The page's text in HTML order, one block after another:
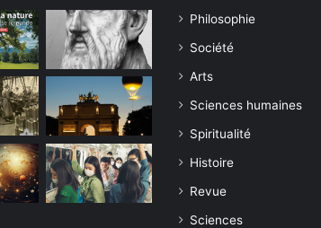
Philosophie
Société
Arts
Sciences humaines
Spiritualité
Histoire
Revue
Sciences